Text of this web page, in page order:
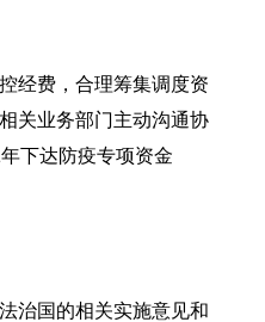
经费，合理筹集调度资
关业务部门主动沟通协
下达防疫专项资金
治国的相关实施意见和